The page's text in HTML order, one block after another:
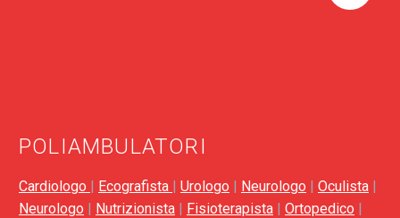
POLIAMBULATORI
Cardiologo | Ecografista | Urologo | Neurologo | Oculista |
Neurologo | Nutrizionista | Fisioterapista | Ortopedico |